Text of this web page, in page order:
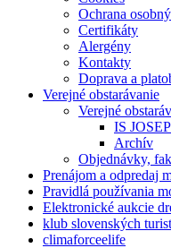
Ochrana
Certifikáty
Alergény
Kontakty
Doprava a
Verejné obstarávanie
Verejné
IS
Archív
Objednávky,
Prenájom a odpredaj
Pravidlá používania
Elektronické aukcie
klub slovenských
climaforceelife